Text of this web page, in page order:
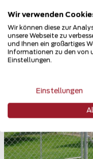
Wir verwenden
Wir können diese zur
unsere Webseite zu
und Ihnen ein großartiges
Informationen zu den von
Einstellungen.
Einstellungen